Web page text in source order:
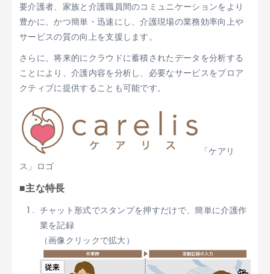
要介護者、家族と介護職員間のコミュニケーションをより
豊かに、かつ簡単・迅速にし、介護現場の業務効率向上や
サービスの質の向上を支援します。
さらに、将来的にクラウドに蓄積されたデータを分析する
ことにより、介護内容を分析し、必要なサービスをプロア
クティブに提供することも可能です。
「ケアリ
ス」ロゴ
■主な特長
チャット形式でスタンプを押すだけで、簡単に介護作
業を記録
（画像クリックで拡大）